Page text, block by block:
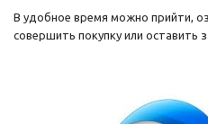
В удобное время можно прийти,
совершить покупку или оставить